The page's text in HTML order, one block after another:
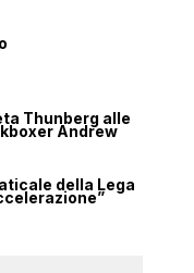
Thunberg alle
Andrew
della Lega